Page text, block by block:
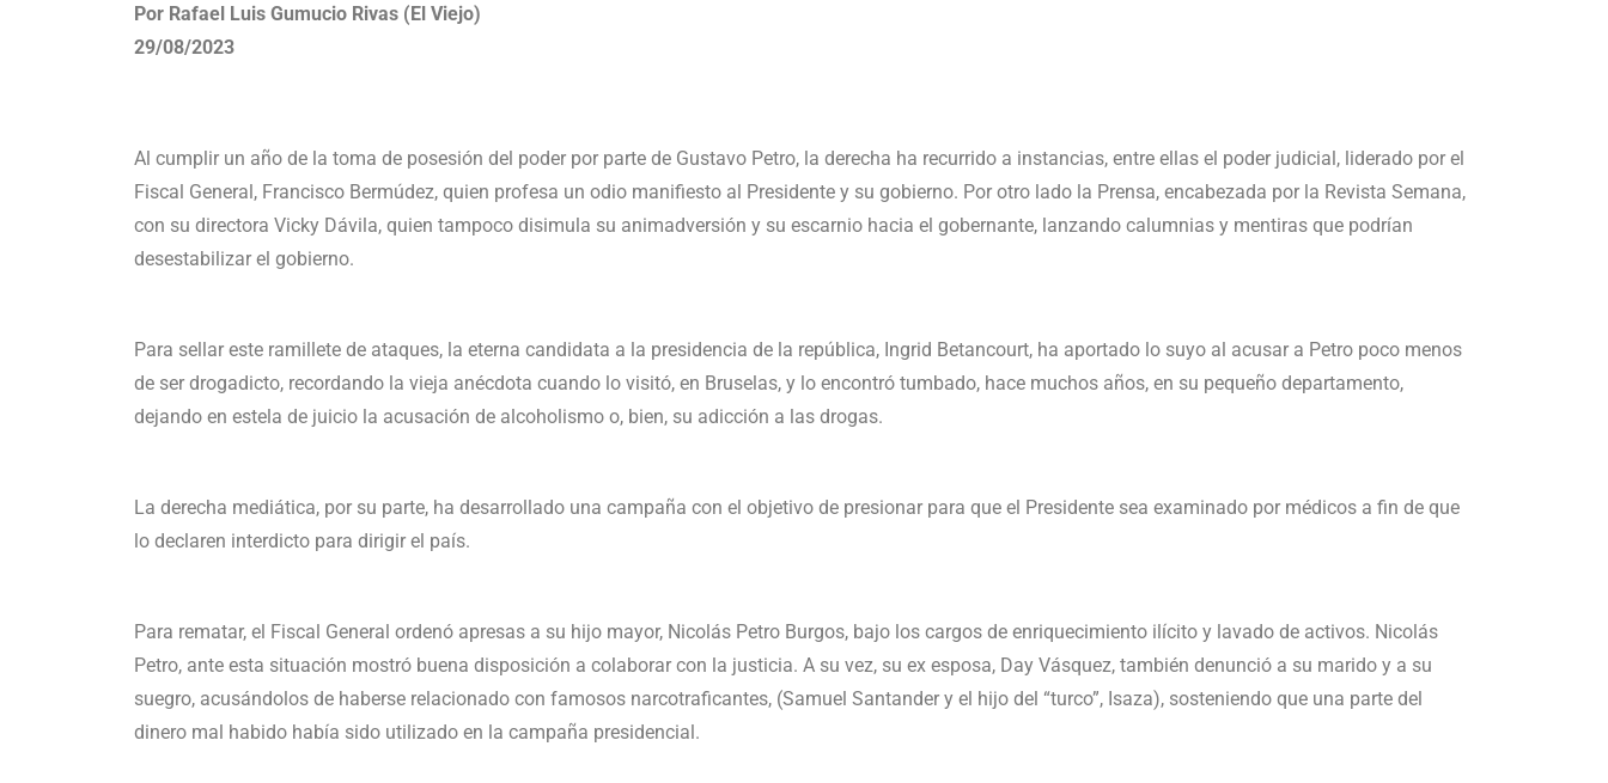
Por Rafael Luis Gumucio Rivas (El Viejo)
29/08/2023
Al cumplir un año de la toma de posesión del poder por parte de Gustavo Petro, la derecha ha recurrido a instancias, entre ellas el poder judicial, liderado por el
Fiscal General, Francisco Bermúdez, quien profesa un odio manifiesto al Presidente y su gobierno. Por otro lado la Prensa, encabezada por la Revista Semana,
con su directora Vicky Dávila, quien tampoco disimula su animadversión y su escarnio hacia el gobernante, lanzando calumnias y mentiras que podrían
desestabilizar el gobierno.
Para sellar este ramillete de ataques, la eterna candidata a la presidencia de la república, Ingrid Betancourt, ha aportado lo suyo al acusar a Petro poco menos
de ser drogadicto, recordando la vieja anécdota cuando lo visitó, en Bruselas, y lo encontró tumbado, hace muchos años, en su pequeño departamento,
dejando en estela de juicio la acusación de alcoholismo o, bien, su adicción a las drogas.
La derecha mediática, por su parte, ha desarrollado una campaña con el objetivo de presionar para que el Presidente sea examinado por médicos a fin de que
lo declaren interdicto para dirigir el país.
Para rematar, el Fiscal General ordenó apresas a su hijo mayor, Nicolás Petro Burgos, bajo los cargos de enriquecimiento ilícito y lavado de activos. Nicolás
Petro, ante esta situación mostró buena disposición a colaborar con la justicia. A su vez, su ex esposa, Day Vásquez, también denunció a su marido y a su
suegro, acusándolos de haberse relacionado con famosos narcotraficantes, (Samuel Santander y el hijo del “turco”, Isaza), sosteniendo que una parte del
dinero mal habido había sido utilizado en la campaña presidencial.